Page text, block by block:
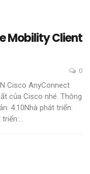
Mobility Client
0
Cisco AnyConnect
của Cisco nhé. Thông
4.10Nhà phát triển:
…